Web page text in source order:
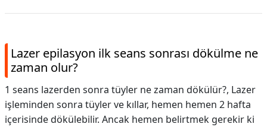
Lazer epilasyon ilk seans sonrası dökülme ne
zaman olur?
1 seans lazerden sonra tüyler ne zaman dökülür?, Lazer
işleminden sonra tüyler ve kıllar, hemen hemen 2 hafta
içerisinde dökülebilir. Ancak hemen belirtmek gerekir ki